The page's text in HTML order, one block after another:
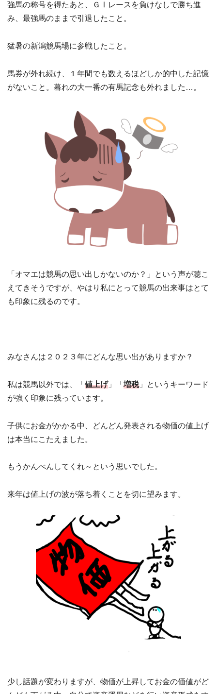
強馬の称号を得たあと、ＧⅠレースを負けなしで勝ち進
み、最強馬のままで引退したこと。
猛暑の新潟競馬場に参戦したこと。
馬券が外れ続け、１年間でも数えるほどしか的中した記憶
がないこと。暮れの大一番の有馬記念も外れました…。
「オマエは競馬の思い出しかないのか？」という声が聴こ
えてきそうですが、やはり私にとって競馬の出来事はとて
も印象に残るのです。
みなさんは２０２３年にどんな思い出がありますか？
私は競馬以外では、「 値上げ」「 増税」というキーワード
が強く印象に残っています。
子供にお金がかかる中、どんどん発表される物価の値上げ
は本当にこたえました。
もうかんべんしてくれ～という思いでした。
来年は値上げの波が落ち着くことを切に望みます。
少し話題が変わりますが、物価が上昇してお金の価値がど